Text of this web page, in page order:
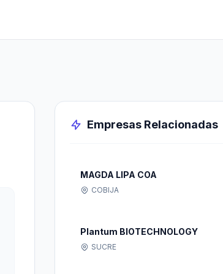
Empresas Relacionadas
MAGDA LIPA COA
COBIJA
Plantum BIOTECHNOLOGY
SUCRE